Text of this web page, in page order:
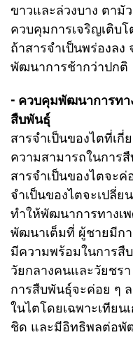
ขาวและล่วงบาง ตามั
ควบคุมการเจริญเติบ
ถ้าสารจำเป็นพร่องลง
พัฒนาการช้ากว่าปก
- ควบคุมพัฒนาการทา
สืบพันธุ์
สารจำเป็นของไตที่เ
ความสามารถในการ
สารจำเป็นของไตจะ
จำเป็นของไตจะเปลี่ย
ทำให้พัฒนาการทางเ
พัฒนาเต็มที่ ผู้ชายมีก
มีความพร้อมในการสื
วัยกลางคนและวัยชร
การสืบพันธุ์จะค่อย ๆ
ในไตโดยเฉพาะเทีย
ชิด และมีอิทธิพลต่อพั